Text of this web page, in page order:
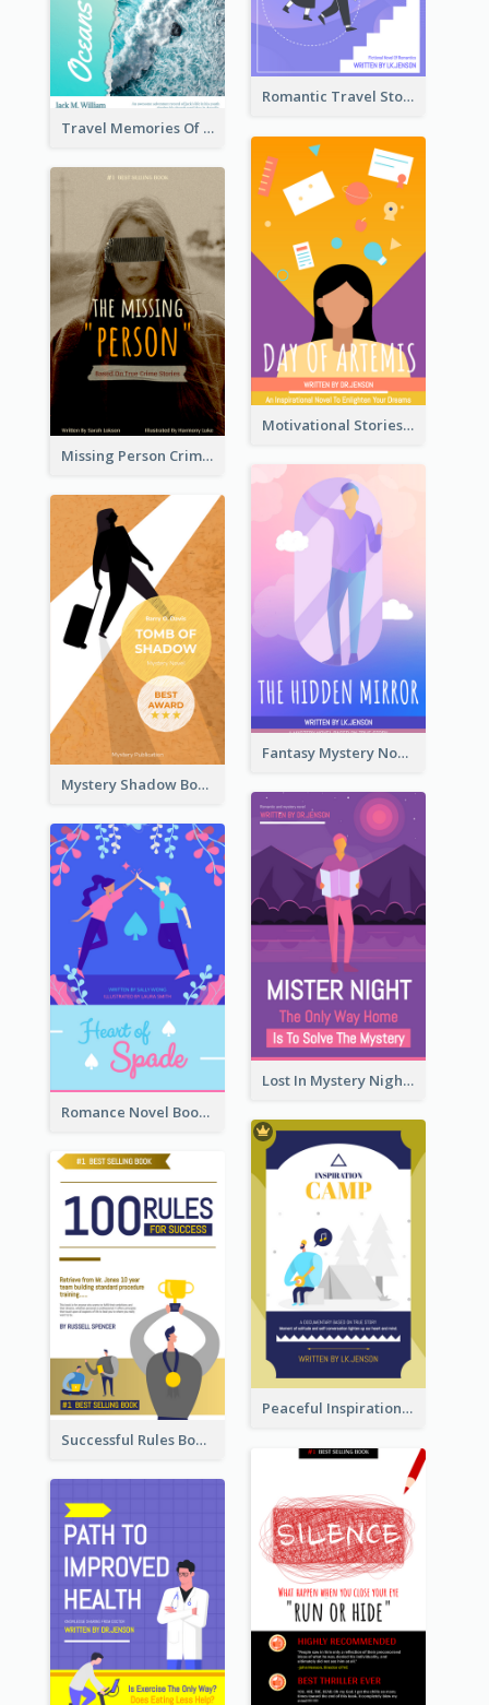
Romantic Travel Story Book Cover
Travel Memories Of Arcadia Book Cover
Motivational Stories Of Artemis Book Cover
Missing Person Crime Novel Book Cover
Fantasy Mystery Novel Book Cover
Mystery Shadow Book Cover
Lost In Mystery Night Book Cover
Romance Novel Book Cover
Peaceful Inspirational Camping Book Cover
Successful Rules Book Cover Design